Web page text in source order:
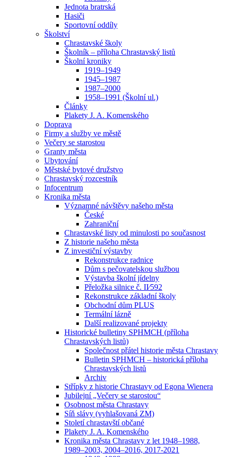
Jednota bratrská
Hasiči
Sportovní oddíly
Školství
Chrastavské školy
Školník – příloha Chrastavský listů
Školní kroniky
1919–1949
1945–1987
1987–2000
1958–1991 (Školní ul.)
Články
Plakety J. A. Komenského
Doprava
Firmy a služby ve městě
Večery se starostou
Granty města
Ubytování
Městské bytové družstvo
Chrastavský rozcestník
Infocentrum
Kronika města
Významné návštěvy našeho města
České
Zahraniční
Chrastavské listy od minulosti po současnost
Z historie našeho města
Z investiční výstavby
Rekonstrukce radnice
Dům s pečovatelskou službou
Výstavba školní jídelny
Přeložka silnice č. II⁄592
Rekonstrukce základní školy
Obchodní dům PLUS
Termální lázně
Další realizované projekty
Historické bulletiny SPHMCH (příloha
Chrastavských listů)
Společnost přátel historie města Chrastavy
Bulletin SPHMCH – historická příloha
Chrastavských listů
Archiv
Střípky z historie Chrastavy od Egona Wienera
Jubilejní „Večery se starostou“
Osobnost města Chrastavy
Síň slávy (vyhlašovaná ZM)
Století chrastavští občané
Plakety J. A. Komenského
Kronika města Chrastavy z let 1948–1988,
1989–2003, 2004–2016, 2017-2021